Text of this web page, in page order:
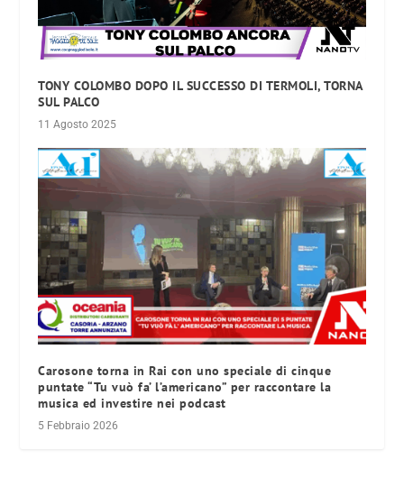
TONY COLOMBO DOPO IL SUCCESSO DI TERMOLI, TORNA
SUL PALCO
11 Agosto 2025
Carosone torna in Rai con uno speciale di cinque
puntate “Tu vuò fa’ l’americano” per raccontare la
musica ed investire nei podcast
5 Febbraio 2026